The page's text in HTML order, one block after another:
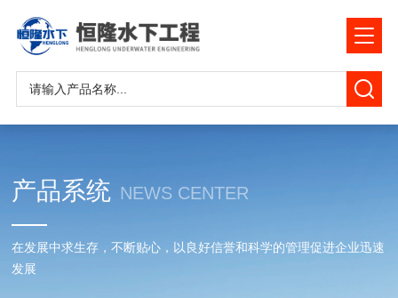
产品系统 NEWS CENTER
在发展中求生存，不断贴心，以良好信誉和科学的管理促进企业迅速
发展